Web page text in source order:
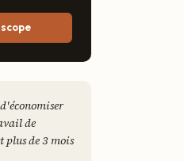
de
plus de 3 mois